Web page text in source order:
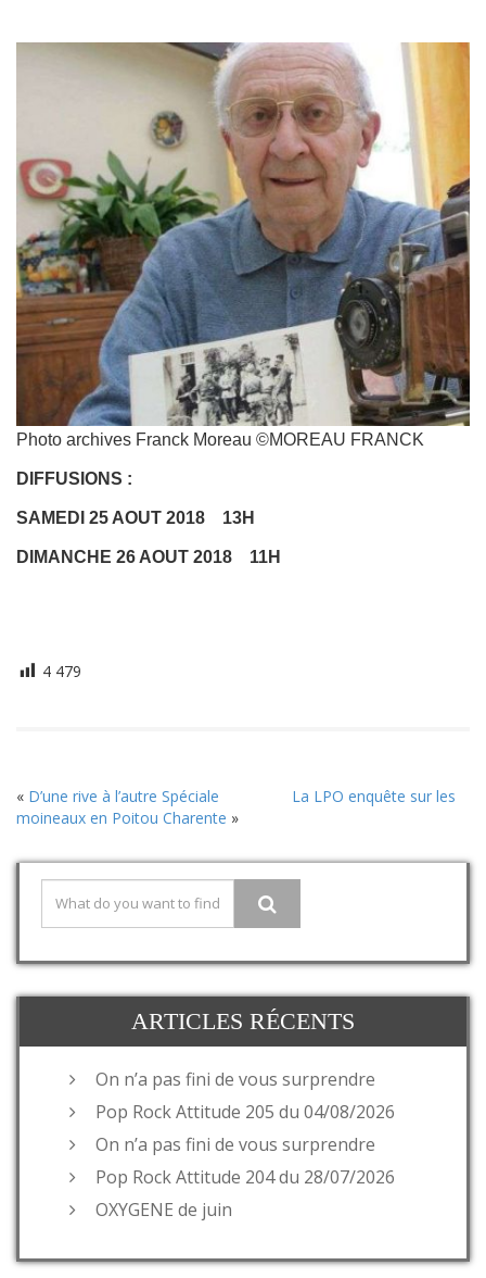
Photo archives Franck Moreau ©MOREAU FRANCK
DIFFUSIONS :
SAMEDI 25 AOUT 2018 13H
DIMANCHE 26 AOUT 2018 11H
4 479
« D’une rive à l’autre Spéciale
La LPO enquête sur les
moineaux en Poitou Charente »
ARTICLES RÉCENTS
On n’a pas fini de vous surprendre
Pop Rock Attitude 205 du 04/08/2026
On n’a pas fini de vous surprendre
Pop Rock Attitude 204 du 28/07/2026
OXYGENE de juin